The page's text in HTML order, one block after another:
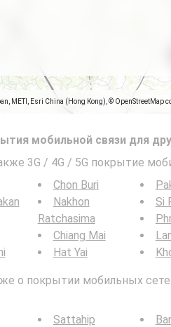
METI, Esri China (Hong Kong), ©
мобильной связи для
3G / 4G / 5G покрытие
Chon Buri
Nakhon
Ratchasima
Chiang Mai
Hat Yai
Si
о покрытии мобильных
Sattahip